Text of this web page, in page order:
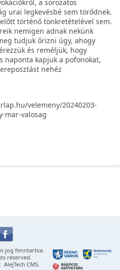
a sorozatos
urai legkevésbé sem törődnek.
történő tönkretételével sem.
nemigen adnak nekünk
tudjuk őrizni úgy, ahogy
és reméljük, hogy
naponta kapjuk a pofonokat,
nehéz
velemeny/20240203-
mar-valosag
jog fenntartva.
reserved.
AlejTech CMS.